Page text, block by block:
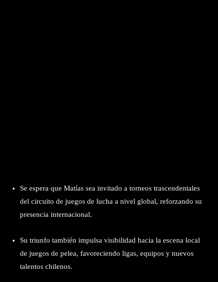
Se espera que Matías sea invitado a torneos trascendentales
del circuito de juegos de lucha a nivel global, reforzando su
presencia internacional.
Su triunfo también impulsa visibilidad hacia la escena local
de juegos de pelea, favoreciendo ligas, equipos y nuevos
talentos chilenos.